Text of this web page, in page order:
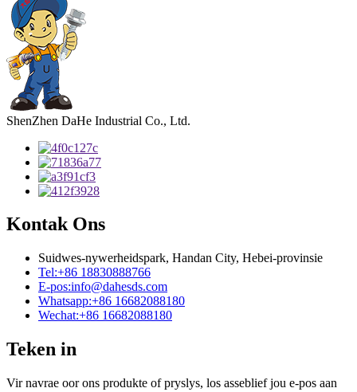
ShenZhen DaHe Industrial Co., Ltd.
Kontak Ons
Suidwes-nywerheidspark, Handan City, Hebei-provinsie
Tel:+86 18830888766
E-pos:info@dahesds.com
Whatsapp:+86 16682088180
Wechat:+86 16682088180
Teken in
Vir navrae oor ons produkte of pryslys, los asseblief jou e-pos aan